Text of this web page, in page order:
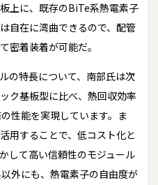
上に、既存のBiTe系熱電素子
自在に湾曲できるので、配管
密着装着が可能だ。
の特長について、南部氏は次
ク基板型に比べ、熱回収効率
性能を実現しています。ま
用することで、低コスト化と
して高い信頼性のモジュール
外にも、熱電素子の自由度が